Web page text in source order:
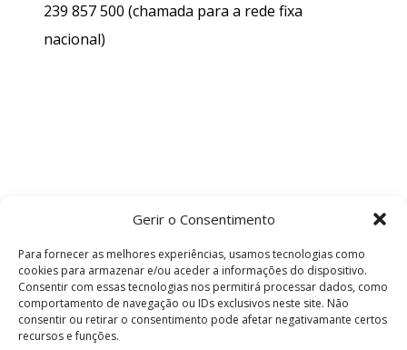
Gerir o Consentimento
Para fornecer as melhores experiências, usamos tecnologias como
cookies para armazenar e/ou aceder a informações do dispositivo.
Consentir com essas tecnologias nos permitirá processar dados, como
comportamento de navegação ou IDs exclusivos neste site. Não
consentir ou retirar o consentimento pode afetar negativamante certos
recursos e funções.
239 857 500 (chamada para a rede fixa
nacional)